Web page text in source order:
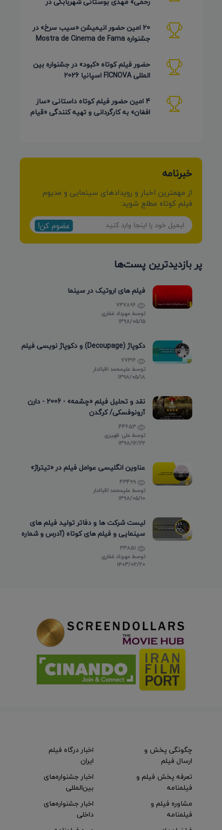
20 امین حضور انیمیشن «سیب سرخ» در
جشنواره Mostra de Cinema de Fama
حضور فیلم کوتاه «کبود» در جشنواره بین
المللی FICNOVA اسپانیا 2026
4 امین حضور فیلم کوتاه داستانی «ساز
افغان» به کارگردانی و تهیه کنندگی «قیام
خبرنامه
از مهمترین اخبار و رویدادهای سینمایی و مدیوم
فیلم کوتاه مطلع شوید:
عضوم کن!
پر بازدیدترین پست‌ها
فیلم های اروتیک در سینما
توسط مهرداد غفاری
۱۳۹۸/۰۵/۱۵
دکوپاژ (Decoupage) و دکوپاژ نویسی فیلم
توسطعلیمحمد اقبالدار
۱۳۹۸/۰۵/۱۸
نقد و تحلیل فیلم «چشمه» - 2006 - دارن
آرونوفسکی/ کرگدن
توسطعلی ظهیری
۱۳۹۸/۱۲/۲۲
عناوین انگلیسی عوامل فیلم در «تیتراژ»
توسطعلیمحمد اقبالدار
۱۳۹۸/۰۵/۱۰
لیست شرکت ها و دفاتر تولید فیلم های
سینمایی و فیلم های کوتاه (آدرس و شماره
تماس)
توسط مهرداد غفاری
۱۴۰۳/۰۲/۲۰
چگونگی پخش و
ارسال فیلم
تعرفه پخش فیلم و
فیلمنامه
مشاوره فیلم و
فیلمنامه
اخبار درگاه فیلم
ایران
اخبار جشنواره‌های
بین‌المللی
اخبار جشنواره‌های
داخلی